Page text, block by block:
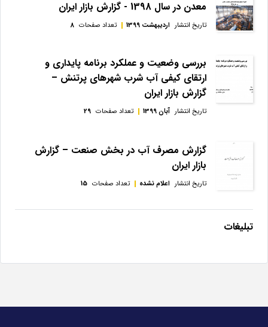
معدن در سال 1398 - گزارش بازار ایران
تاریخ انتشار اردیبهشت 1399 تعداد صفحات 8
بررسی وضعیت و عملکرد برنامه پایداری و
ارتقای کیفی آب شرب شهرهای پرتنش –
گزارش بازار ایران
تاریخ انتشار آبان 1399 تعداد صفحات 29
گزارش مصرف آب در بخش صنعت – گزارش
بازار ایران
تاریخ انتشار اعلام نشده تعداد صفحات 15
تبلیغات